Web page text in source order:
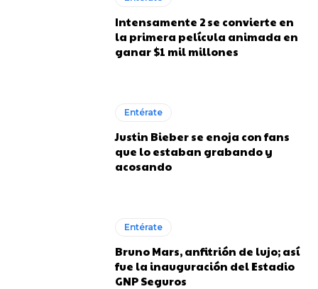
Intensamente 2 se convierte en
la primera película animada en
ganar $1 mil millones
Entérate
Justin Bieber se enoja con fans
que lo estaban grabando y
acosando
Entérate
Bruno Mars, anfitrión de lujo; así
fue la inauguración del Estadio
GNP Seguros